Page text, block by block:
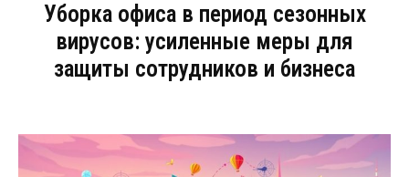
Уборка офиса в период сезонных
вирусов: усиленные меры для
защиты сотрудников и бизнеса